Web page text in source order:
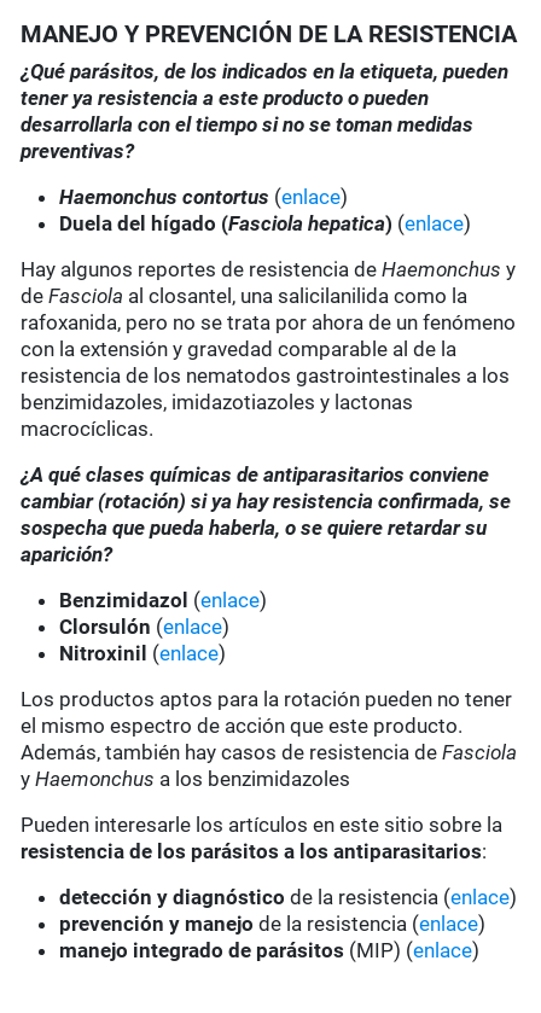
MANEJO Y PREVENCIÓN DE LA RESISTENCIA
¿Qué parásitos, de los indicados en la etiqueta, pueden
tener ya resistencia a este producto o pueden
desarrollarla con el tiempo si no se toman medidas
preventivas?
Haemonchus contortus (enlace)
Duela del hígado (Fasciola hepatica) (enlace)
Hay algunos reportes de resistencia deHaemonchus y
de Fasciola al closantel, una salicilanilida como la
rafoxanida, pero no se trata por ahora de un fenómeno
con la extensión y gravedad comparable al de la
resistencia de los nematodos gastrointestinales a los
benzimidazoles, imidazotiazoles y lactonas
macrocíclicas.
¿A qué clases químicas de antiparasitarios conviene
cambiar (rotación) si ya hay resistencia confirmada, se
sospecha que pueda haberla, o se quiere retardar su
aparición?
Benzimidazol (enlace)
Clorsulón (enlace)
Nitroxinil (enlace)
Los productos aptos para la rotación pueden no tener
el mismo espectro de acción que este producto.
Además, también hay casos de resistencia deFasciola
yHaemonchus a los benzimidazoles
Pueden interesarle los artículos en este sitio sobre la
resistencia de los parásitos a los antiparasitarios:
detección y diagnóstico de la resistencia (enlace)
prevención y manejo de la resistencia (enlace)
manejo integrado de parásitos (MIP) (enlace)